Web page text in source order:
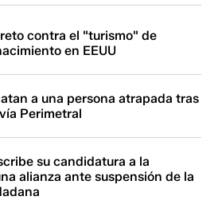
contra el "turismo" de
en EEUU
a una persona atrapada tras
Perimetral
su candidatura a la
alianza ante suspensión de la